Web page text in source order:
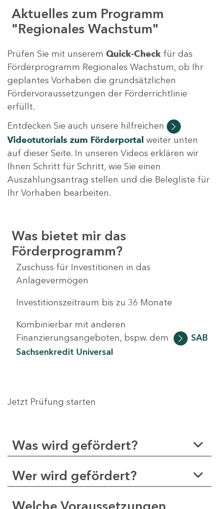
Aktuelles zum Programm
"Regionales Wachstum"
Prüfen Sie mit unserem Quick-Check für das
Förderprogramm Regionales Wachstum, ob Ihr
geplantes Vorhaben die grundsätzlichen
Fördervoraussetzungen der Förderrichtlinie
erfüllt.
Entdecken Sie auch unsere hilfreichen
Videotutorials zum Förderportal weiter unten
auf dieser Seite. In unseren Videos erklären wir
Ihnen Schritt für Schritt, wie Sie einen
Auszahlungsantrag stellen und die Belegliste für
Ihr Vorhaben bearbeiten.
Was bietet mir das
Förderprogramm?
Zuschuss für Investitionen in das
Anlagevermögen
Investitionszeitraum bis zu 36 Monate
Kombinierbar mit anderen
Finanzierungsangeboten, bspw. dem
SAB
Sachsenkredit Universal
Jetzt Prüfung starten
Was wird gefördert?
Wer wird gefördert?
Welche Voraussetzungen